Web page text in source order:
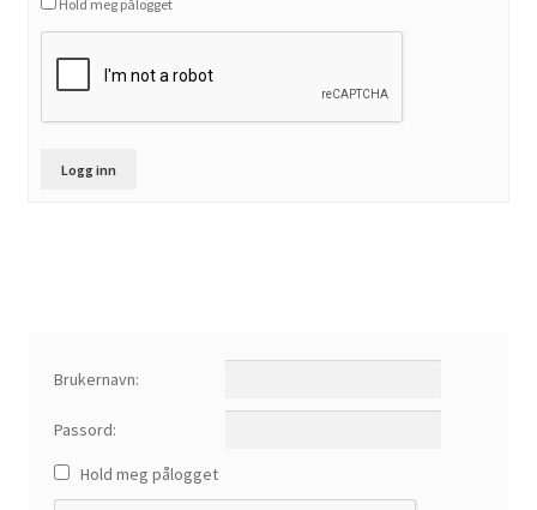
Hold meg pålogget
Logg inn
Brukernavn:
Passord:
Hold meg pålogget